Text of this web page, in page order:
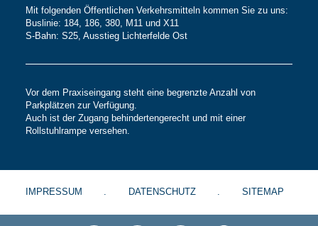
Mit folgenden Öffentlichen Verkehrsmitteln kommen Sie zu uns:
Buslinie: 184, 186, 380, M11 und X11
S-Bahn: S25, Ausstieg Lichterfelde Ost
Vor dem Praxiseingang steht eine begrenzte Anzahl von
Parkplätzen zur Verfügung.
Auch ist der Zugang behindertengerecht und mit einer
Rollstuhlrampe versehen.
IMPRESSUM DATENSCHUTZ SITEMAP